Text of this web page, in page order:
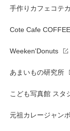
手作りカフェコテ
Cote Cafe
Weeken'Donuts
あまいもの研究所
こども写真館 スタ
元祖カレージャン